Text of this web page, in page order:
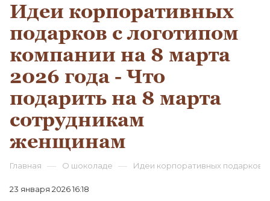
Идеи корпоративных
подарков с логотипом
компании на 8 марта
2026 года - Что
подарить на 8 марта
сотрудникам
женщинам
Главная — О шоколаде — Идеи корпоративных подарков
23 января 2026 16:18